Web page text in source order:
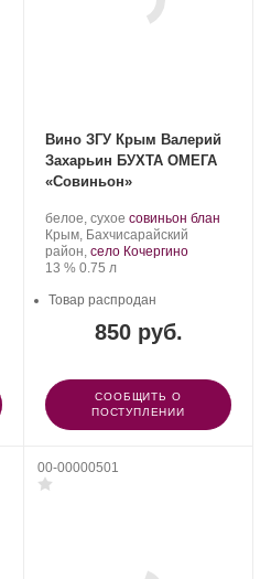
Вино ЗГУ Крым Валерий
Захарьин БУХТА ОМЕГА
«Совиньон»
Производитель:
Валерий
Захарьин.
белое, сухое .
Сорт
винограда:
совиньон блан
Регион:
Крым, Бахчисарайский
район, село Кочергино
Крепость
13 %. Объем
0.75 л
850 руб.
Товар распродан
СООБЩИТЬ О
ПОСТУПЛЕНИИ
00-00000501